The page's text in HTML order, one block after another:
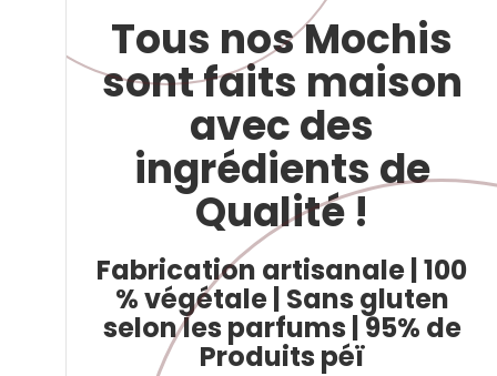
Tous nos Mochis
sont faits maison
avec des
ingrédients de
Qualité !
Fabrication artisanale | 100
% végétale | Sans gluten
selon les parfums | 95% de
Produits péï